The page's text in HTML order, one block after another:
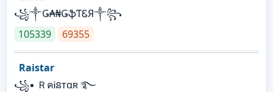
꧁༒Ǥ₳₦ǤֆƬᏋЯ༒꧂
105339
69355
Raistar
꧁▪ ＲคᎥនтαʀ ࿐